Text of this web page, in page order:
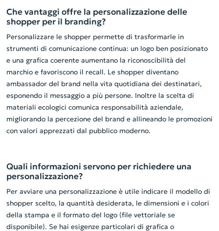
Che vantaggi offre la personalizzazione delle
shopper per il branding?
Personalizzare le shopper permette di trasformarle in
strumenti di comunicazione continua: un logo ben posizionato
e una grafica coerente aumentano la riconoscibilità del
marchio e favoriscono il recall. Le shopper diventano
ambassador del brand nella vita quotidiana dei destinatari,
esponendo il messaggio a più persone. Inoltre la scelta di
materiali ecologici comunica responsabilità aziendale,
migliorando la percezione del brand e allineando le promozioni
con valori apprezzati dal pubblico moderno.
Quali informazioni servono per richiedere una
personalizzazione?
Per avviare una personalizzazione è utile indicare il modello di
shopper scelto, la quantità desiderata, le dimensioni e i colori
della stampa e il formato del logo (file vettoriale se
disponibile). Se hai esigenze particolari di grafica o